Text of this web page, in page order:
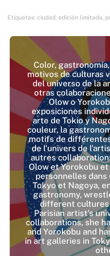
Etiquetas: ciudad , edición limitada,
Color,
motivos de culturas
del universo de la
otras
Olow o
exposiciones
arte de Tokio y
couleur, la
motifs de
de l'univers de
autres
Olow et Yorokobu
personnelles dans
Tokyo et Nagoya,
gastronomy,
different
Parisian artist's
collaborations, she
and Yorokobu and
in art galleries in